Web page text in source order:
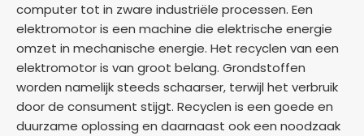
computer tot in zware industriële processen. Een
elektromotor is een machine die elektrische energie
omzet in mechanische energie. Het recyclen van een
elektromotor is van groot belang. Grondstoffen
worden namelijk steeds schaarser, terwijl het verbruik
door de consument stijgt. Recyclen is een goede en
duurzame oplossing en daarnaast ook een noodzaak